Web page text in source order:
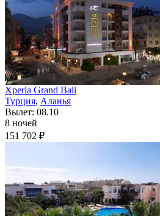
Xperia Grand Bali
Турция, Аланья
Вылет: 08.10
8 ночей
151 702 ₽